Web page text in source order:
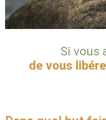
Si vous
de vous